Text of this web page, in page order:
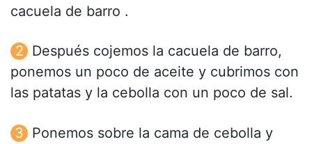
cacuela de barro .
Después cojemos la cacuela de barro,
ponemos un poco de aceite y cubrimos con
las patatas y la cebolla con un poco de sal.
Ponemos sobre la cama de cebolla y